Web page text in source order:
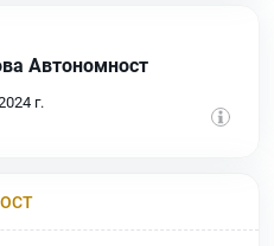
Автономност
г.